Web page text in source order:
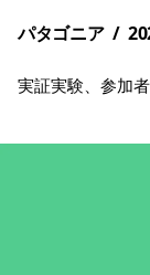
パタゴニア /
実証実験、参加